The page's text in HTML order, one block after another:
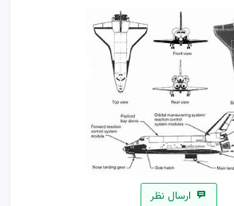
ارسال نظر